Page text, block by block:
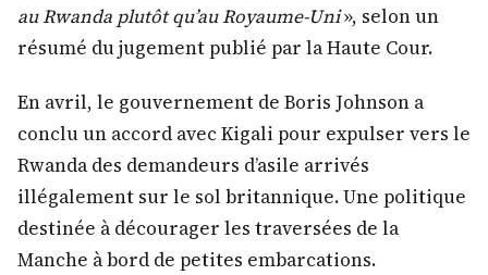
au Rwanda plutôt qu’au Royaume-Uni», selon un
résumé du jugement publié par la Haute Cour.
En avril, le gouvernement de Boris Johnson a
conclu un accord avec Kigali pour expulser vers le
Rwanda des demandeurs d’asile arrivés
illégalement sur le sol britannique. Une politique
destinée à décourager les traversées de la
Manche à bord de petites embarcations.